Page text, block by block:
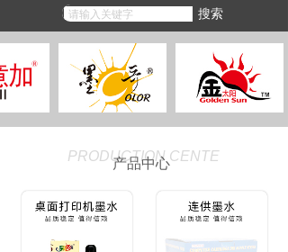
搜索
PRODUCTION CENTE
产品中心